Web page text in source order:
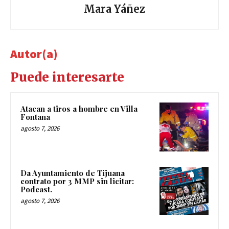
Mara Yáñez
Autor(a)
Puede interesarte
Atacan a tiros a hombre en Villa
Fontana
agosto 7, 2026
Da Ayuntamiento de Tijuana
contrato por 3 MMP sin licitar:
Podcast.
agosto 7, 2026